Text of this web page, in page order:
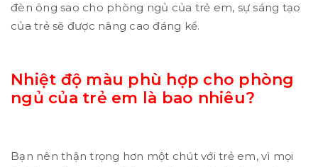
đèn ông sao cho phòng ngủ của trẻ em, sự sáng tạo
của trẻ sẽ được nâng cao đáng kể.
Nhiệt độ màu phù hợp cho phòng
ngủ của trẻ em là bao nhiêu?
Bạn nên thận trọng hơn một chút với trẻ em, vì mọi